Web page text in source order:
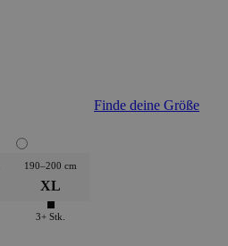
Finde deine Größe
190–200 cm
XL
3+ Stk.